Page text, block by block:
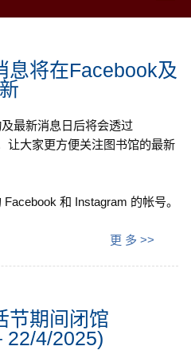
息将在Facebook及
最新消息日后将会透过
让大家更方便关注图书馆的最新
和 Instagram 的帐号。
更 多 >>
节期间闭馆
22/4/2025)